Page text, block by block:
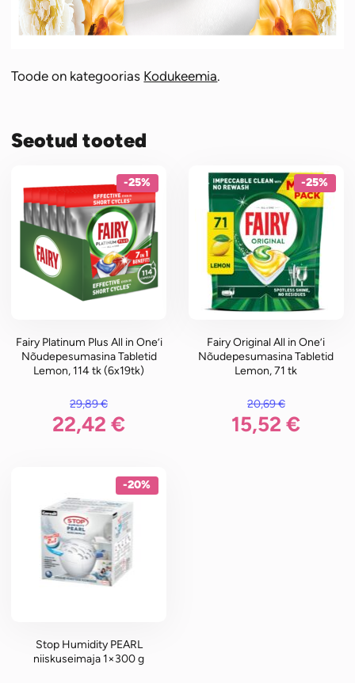
Toode on kategoorias Kodukeemia.
Seotud tooted
-25%
Fairy Platinum Plus All in One’i
Nõudepesumasina Tabletid
Lemon, 114 tk (6x19tk)
29,89€
29,89 €.
22,42 €
-25%
Fairy Original All in One’i
Nõudepesumasina Tabletid
Lemon, 71 tk
20,69€
Algne hind oli: 20,69 €.
15,52€
-20%
Stop Humidity PEARL
niiskuseimaja 1×300 g